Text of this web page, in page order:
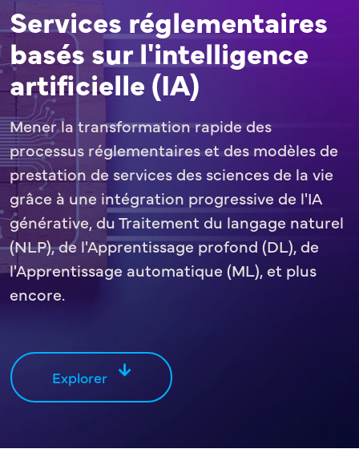
Services réglementaires
basés sur l'intelligence
artificielle (IA)
Mener la transformation rapide des
processus réglementaires et des modèles de
prestation de services des sciences de la vie
grâce à une intégration progressive de l'IA
générative, du Traitement du langage naturel
(NLP), de l'Apprentissage profond (DL), de
l'Apprentissage automatique (ML), et plus
encore.
Explorer